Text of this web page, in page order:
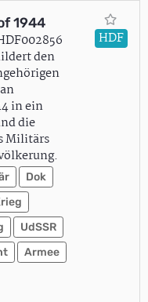
1944
den
in ein
die
Militärs
Dok
UdSSR
Armee
HDF